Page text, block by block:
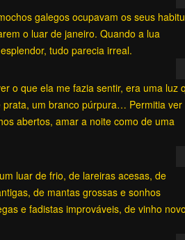
galegos ocupavam os seus
o luar de janeiro. Quando a lua
tudo parecia irreal.
o que ela me fazia sentir, era uma luz
prata, um branco púrpura… Permitia ver
abertos, amar a noite como de uma
luar de frio, de lareiras acesas, de
de mantas grossas e sonhos
e fadistas improváveis, de vinho